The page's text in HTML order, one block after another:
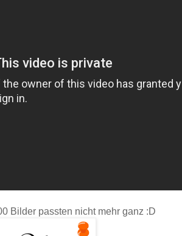
Bilder passten nicht mehr ganz :D